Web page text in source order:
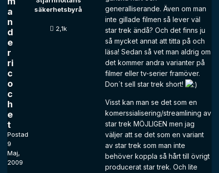
a
n
d
e
r
ri
c
o
c
h
e
t
Postad
9
Maj,
2009
säkerhetsbyrå
2,1k
generalliserande. Även om man
inte gillade filmen så lever väl
star trek ändå? Och det finns ju
så mycket annat att titta på och
läsa! Sedan så vet man aldrig om
det kommer andra varianter på
filmer eller tv-serier framöver.
Don´t sell star trek short!
Visst kan man se det som en
komerssialisering/streamlining av
star trek MÖJLIGEN men jag
väljer att se det som en variant
av star trek som man inte
behöver koppla så hårt till övrigt
producerat star trek. Och lite